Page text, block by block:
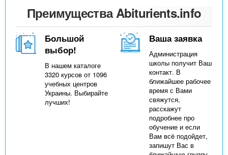
Преимущества Abiturients.info
Большой
выбор!
В нашем каталоге
3320 курсов от 1096
учебных центров
Украины. Выбирайте
лучших!
Ваша заявка
Администрация
школы получит Ваш
контакт. В
ближайшее рабочее
время с Вами
свяжутся,
расскажут
подробнее про
обучение и если
Вам всё подойдет,
запишут Вас в